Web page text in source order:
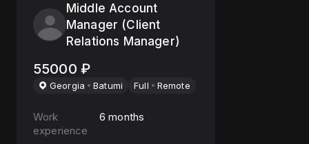
Middle Account
Manager (Client
Relations Manager)
55000 ₽
Georgia Batumi Full Remote
Work
experience
6 months